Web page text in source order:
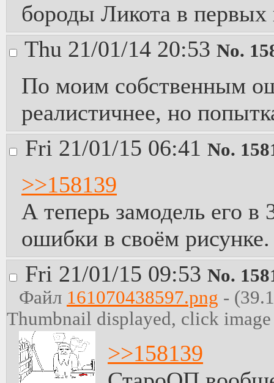
бороды Ликота в первых
Thu 21/01/14 20:53 No.
По моим собственным
реалистичнее, но
Fri 21/01/15 06:41 No.
>>158139
А теперь замодель его
ошибки в своём рисунке.
Fri 21/01/15 09:53 No.
Файл 161070438597.png -
Thumbnail displayed, click
>>158139